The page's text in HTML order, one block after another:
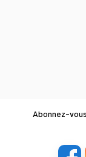
Abonnez-